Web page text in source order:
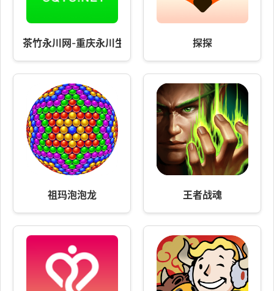
茶竹永川网-重庆永川生活门户！ 探探
祖玛泡泡龙 王者战魂